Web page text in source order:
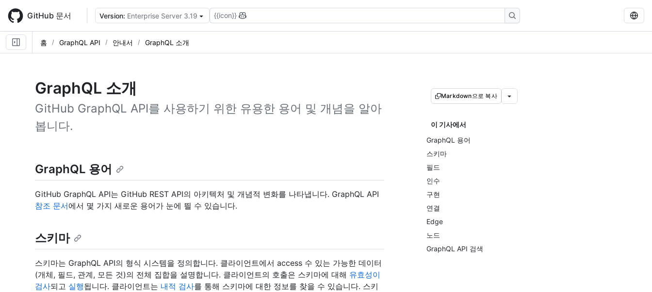
main
content
GitHub 문서 Version: Enterprise Server 3.19 {{icon}}
홈 GraphQL API 안내서 GraphQL 소개
GraphQL 소개
GitHub GraphQL API를 사용하기 위한 유용한 용어 및 개념을 알아
봅니다.
Markdown으로 복사
이 기사에서
GraphQL 용어
스키마
필드
인수
구현
연결
Edge
노드
GraphQL API 검색
GraphQL 용어
GitHub GraphQL API는 GitHub REST API의 아키텍처 및 개념적 변화를 나타냅니다. GraphQL API
참조 문서에서 몇 가지 새로운 용어가 눈에 띌 수 있습니다.
스키마
스키마는 GraphQL API의 형식 시스템을 정의합니다. 클라이언트에서 access 수 있는 가능한 데이터
(개체, 필드, 관계, 모든 것)의 전체 집합을 설명합니다. 클라이언트의 호출은 스키마에 대해 유효성이
검사되고 실행됩니다. 클라이언트는 내적 검사를 통해 스키마에 대한 정보를 찾을 수 있습니다. 스키